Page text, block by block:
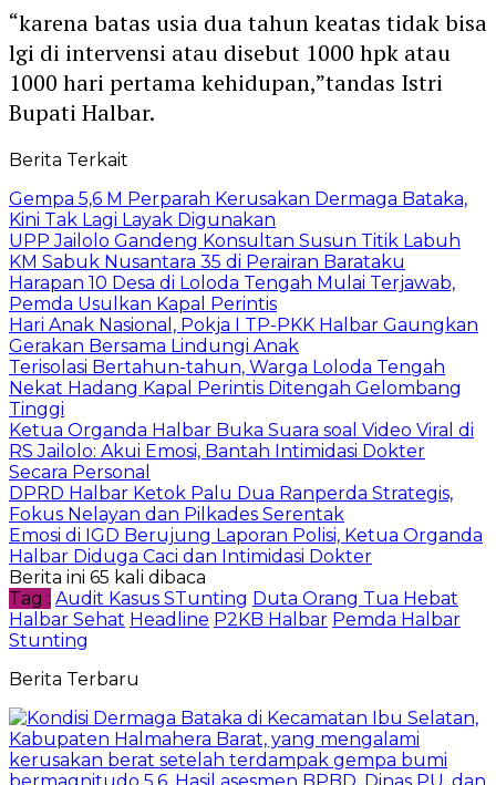
“karena batas usia dua tahun keatas tidak bisa
lgi di intervensi atau disebut 1000 hpk atau
1000 hari pertama kehidupan,”tandas Istri
Bupati Halbar.
Berita Terkait
Gempa 5,6 M Perparah Kerusakan Dermaga Bataka,
Kini Tak Lagi Layak Digunakan
UPP Jailolo Gandeng Konsultan Susun Titik Labuh
KM Sabuk Nusantara 35 di Perairan Barataku
Harapan 10 Desa di Loloda Tengah Mulai Terjawab,
Pemda Usulkan Kapal Perintis
Hari Anak Nasional, Pokja I TP-PKK Halbar Gaungkan
Gerakan Bersama Lindungi Anak
Terisolasi Bertahun-tahun, Warga Loloda Tengah
Nekat Hadang Kapal Perintis Ditengah Gelombang
Tinggi
Ketua Organda Halbar Buka Suara soal Video Viral di
RS Jailolo: Akui Emosi, Bantah Intimidasi Dokter
Secara Personal
DPRD Halbar Ketok Palu Dua Ranperda Strategis,
Fokus Nelayan dan Pilkades Serentak
Emosi di IGD Berujung Laporan Polisi, Ketua Organda
Halbar Diduga Caci dan Intimidasi Dokter
Berita ini 65 kali dibaca
Tag : Audit Kasus STunting Duta Orang Tua Hebat
Halbar Sehat Headline P2KB Halbar Pemda Halbar
Stunting
Berita Terbaru